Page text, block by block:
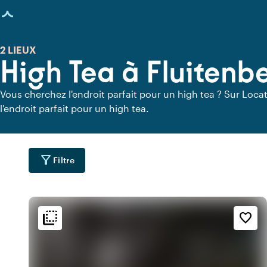
chargée
High Tea à
2 LIEUX
Vous cherchez l'endroit parfait pour un high tea ? Sur
l'endroit parfait pour un high tea.
filter_alt Filtre
flip_to_back favorite_border
flip_to_back Ambiance
style
Accessibilité et emplacement
forest